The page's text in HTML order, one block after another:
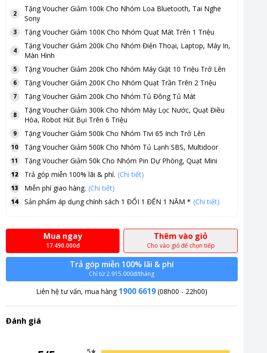
2
TặngVoucher Giảm 100k Cho Nhóm Loa Bluetooth, Tai Nghe
Sony
3 TặngVoucher Giảm 100K Cho Nhóm Quạt Mát Trên 1 Triệu
4
TặngVoucher Giảm 200k Cho Nhóm Điện Thoại, Laptop, Máy In,
Màn Hình
5 TặngVoucher Giảm 200k Cho Nhóm Máy Giặt 10 Triệu Trở Lên
6 TặngVoucher Giảm 200K Cho Nhóm Quạt Trần Trên 2 Triệu
7 TặngVoucher Giảm 200k Cho Nhóm Tủ Đông Tủ Mát
8
TặngVoucher Giảm 300k Cho Nhóm Máy Lọc Nước, Quạt Điều
Hòa, Robot Hút Bụi Trên 6 Triệu
9 TặngVoucher Giảm 500k Cho Nhóm Tivi 65 Inch Trở Lên
10 TặngVoucher Giảm 500k Cho Nhóm Tủ Lạnh SBS, Multidoor
11 TặngVoucher Giảm 50k Cho Nhóm Pin Dự Phòng, Quạt Mini
12 Trả góp miễn 100% lãi & phí. (Chi tiết)
13 Miễn phí giao hàng. (Chi tiết)
14 Sản phẩm áp dụng chính sách 1 ĐỔI 1 ĐẾN 1 NĂM * (Chi tiết)
Mua ngay
17.490.000đ
Thêm vào giỏ
Cho vào giỏ để chọn tiếp
Trả góp miễn 100% lãi & phí
Chỉ từ 2.915.000đ/tháng
Liên hệ tư vấn, mua hàng 1900 6619 (08h00 - 22h00)
Đánh giá